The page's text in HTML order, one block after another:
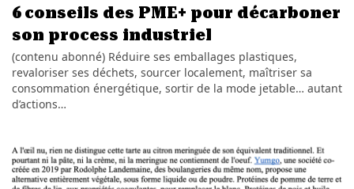
6 conseils des PME+ pour décarboner
son process industriel
(contenu abonné) Réduire ses emballages plastiques,
revaloriser ses déchets, sourcer localement, maîtriser sa
consommation énergétique, sortir de la mode jetable… autant
d’actions…